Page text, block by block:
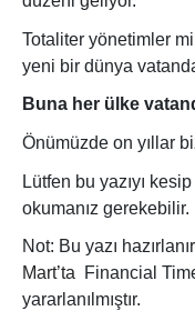
Totaliter yönetimler
yeni bir dünya
Buna her ülke
Önümüzde on yıllar
Lütfen bu yazıyı
okumanız gerekebilir.
Not: Bu yazı
Mart’ta Financial
yararlanılmıştır.